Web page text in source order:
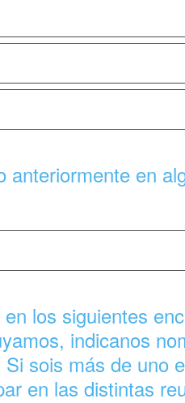
anteriormente en
los siguientes
indicanos
sois más de uno
en las distintas